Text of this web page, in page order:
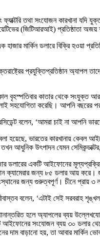
তথা সংযোজন কারখানা যদি
(জিটিআরআই) প্রতিষ্ঠাতা অজয়
হাজার মার্কিন ডলারে বিক্রি হওয়া
প্রযুক্তিপ্রতিষ্ঠান অ্যাপল
বৃহস্পতিবার কাতার থেকে সংযুক্ত
সহযোগিতা করেছি। আপনি বছরের
বলেন, ‘আমরা চাই না আপনি
হয়েছে, ভারতের কারখানায় কেবল
তখন আধুনিক উৎপাদন যেমন
ডলারের একটি আইফোনের
ক্যামেরার জন্য ৮৫ ডলার আয় করে।
জন্য গুরুত্বপূর্ণ। চীনে প্রায় ৩
বলেন, ‘এটাই সেই সরবরাহ
হলে অ্যাপলের ব্যয়
আইফোনের সংযোজন ব্যয় ৩০ ডলার
দাম বাড়ানো হয়, তা আবার মার্কিন